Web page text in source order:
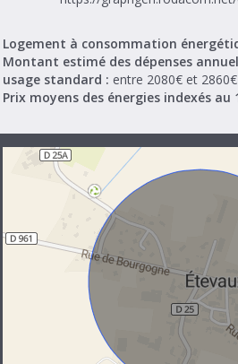
Logement à consommation
Montant estimé des dépenses
usage standard : entre 2080€ et 2860€
Prix moyens des énergies indexés au